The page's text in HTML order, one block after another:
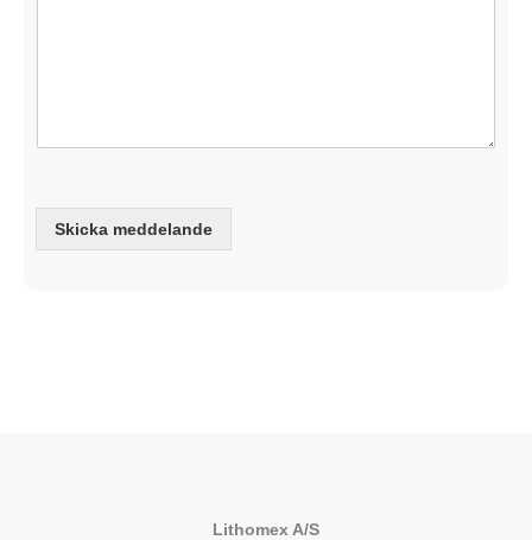
Skicka meddelande
Lithomex A/S